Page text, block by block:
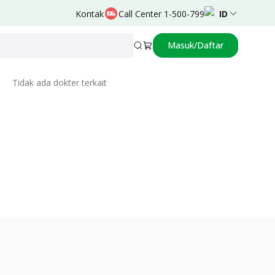
Kontak Call Center 1-500-799 ID
Masuk/Daftar
Tidak ada dokter terkait